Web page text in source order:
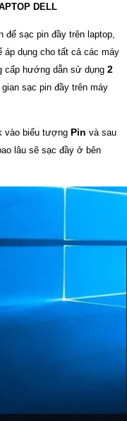
DELL
sạc pin đầy trên laptop,
dụng cho tất cả các máy
cấp hướng dẫn sử dụng 2
sạc pin đầy trên máy
vào biểu tượng Pin và sau
lâu sẽ sạc đầy ở bên